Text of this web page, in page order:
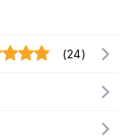
(24)